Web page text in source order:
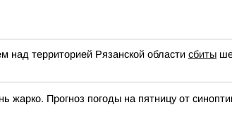
над территорией Рязанской области сбиты
жарко. Прогноз погоды на пятницу от